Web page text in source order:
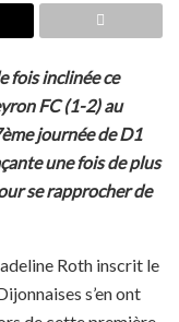
fois inclinée ce
FC (1-2) au
journée de D1
une fois de plus
se rapprocher de
Roth inscrit le
s’en ont